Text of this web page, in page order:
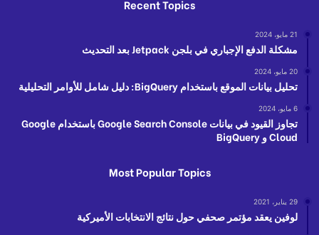
Recent Topics
21 مايو، 2024
مشكلة الدفع الإجباري في بلجن Jetpack بعد التحديث
20 مايو، 2024
تحليل بيانات الموقع باستخدام BigQuery: دليل شامل للأوامر التحليلية
6 مايو، 2024
تجاوز القيود في بيانات Google Search Console باستخدام Google
Cloud و BigQuery
Most Popular Topics
29 يناير، 2021
لوفين يعقد مؤتمر صحفي حول نتائج الانتخابات الأميركية